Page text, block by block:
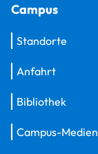
Campus
Standorte
Anfahrt
Bibliothek
Campus-Medien